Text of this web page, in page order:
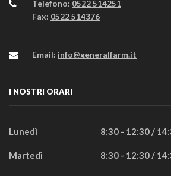
Telefono: 0522 514251
Fax: 0522 514376
Email: info@generalfarm.it
I NOSTRI ORARI
Lunedì 8:30 - 12:30 /
Martedì 8:30 - 12:30 /